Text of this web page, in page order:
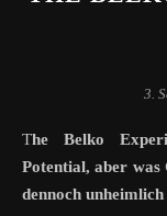
3.
The Belko Experiment verschenkt viel an satirischem
Potential, aber
dennoch unheimlich